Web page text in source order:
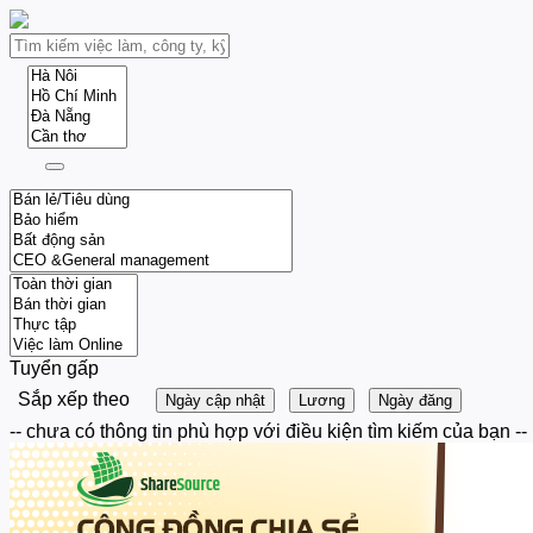
Tuyển gấp
Sắp xếp theo
Ngày cập nhật Lương Ngày đăng
-- chưa có thông tin phù hợp với điều kiện tìm kiếm của bạn --